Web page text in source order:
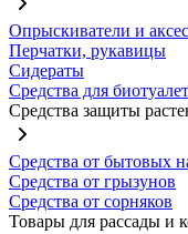
Опрыскиватели и
Перчатки, рукавицы
Сидераты
Средства для
Средства защиты
Средства от бытовых
Средства от грызунов
Средства от сорняков
Товары для рассады и